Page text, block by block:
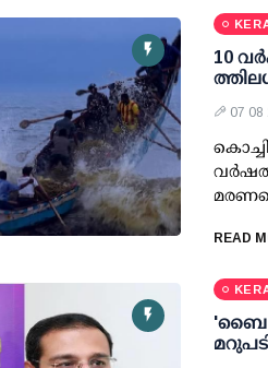
10
07 08
READ
'ബൈ